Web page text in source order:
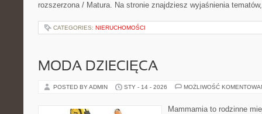
rozszerzona / Matura. Na stronie znajdziesz wyjaśnienia
CATEGORIES: NIERUCHOMOŚCI
MODA DZIECIĘCA
POSTED BY ADMIN STY - 14 - 2026 MOŻLIWOŚĆ
Mammamia to rodzinne